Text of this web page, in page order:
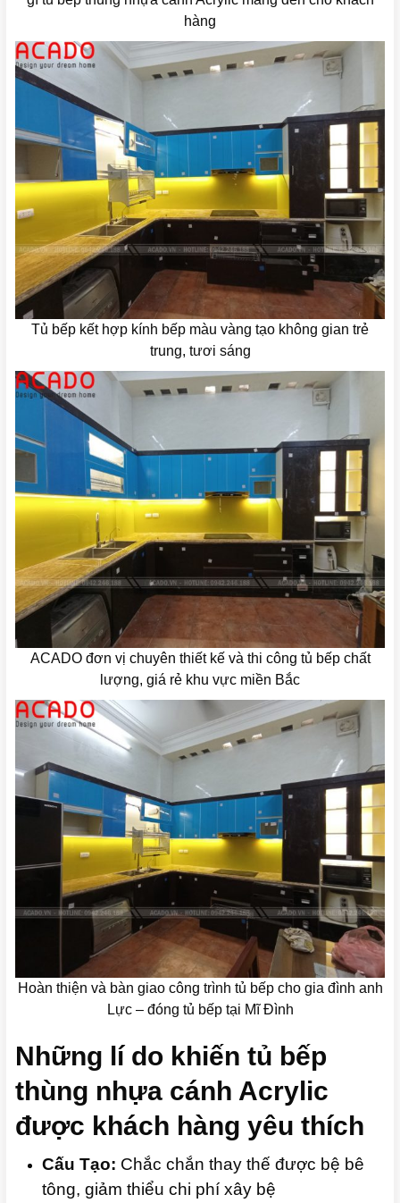
hàng
Tủ bếp kết hợp kính bếp màu vàng tạo không gian trẻ
trung, tươi sáng
ACADO đơn vị chuyên thiết kế và thi công tủ bếp chất
lượng, giá rẻ khu vực miền Bắc
Hoàn thiện và bàn giao công trình tủ bếp cho gia đình anh
Lực – đóng tủ bếp tại Mĩ Đình
Những lí do khiến tủ bếp
thùng nhựa cánh Acrylic
được khách hàng yêu thích
Cấu Tạo: Chắc chắn thay thế được bệ bê
tông, giảm thiểu chi phí xây bệ